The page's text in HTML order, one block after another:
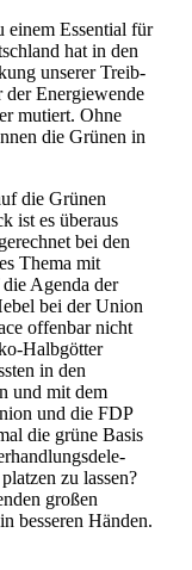
einem Essential für
hat in den
unserer Treib­
der Energie­wende
mutiert. Ohne
die Grünen in
die Grünen
ist es überaus
bei den
Thema mit
Agenda der
bei der Union
offenbar nicht
Halbgötter
in den
und mit dem
und die FDP
die grüne Basis
zu lassen?
großen
besseren Händen.